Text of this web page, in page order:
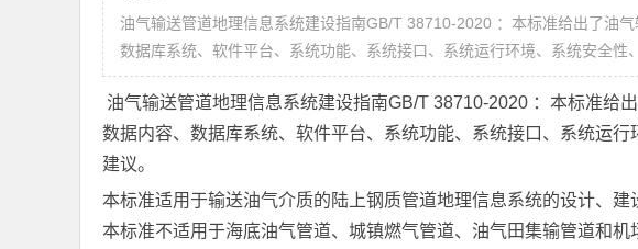
油气输送管道地理信息系统建设指南GB/T 38710-2020 ：本标准给出了油
数据库系统、软件平台、系统功能、系统接口、系统运行环境、系统安全性
油气输送管道地理信息系统建设指南GB/T 38710-2020 ：本标准给
数据内容、数据库系统、软件平台、系统功能、系统接口、系统运
建议。
本标准适用于输送油气介质的陆上钢质管道地理信息系统的设计、建
本标准不适用于海底油气管道、城镇燃气管道、油气田集输管道和